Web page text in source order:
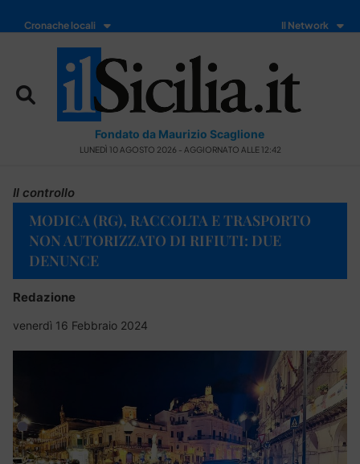
Cronache locali Il Network
Fondato da Maurizio Scaglione
LUNEDÌ 10 AGOSTO 2026 - AGGIORNATO ALLE 12:42
Il controllo
MODICA (RG), RACCOLTA E TRASPORTO
NON AUTORIZZATO DI RIFIUTI: DUE
DENUNCE
Redazione
venerdì 16 Febbraio 2024